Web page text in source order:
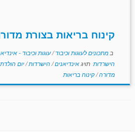
קינוח בריאות בצורת
ב מתכונים לעוגות וכיבוד/עוגות וכיבוד -
הישרדות תויגאינדיאנים/ הישרדות/יום
מדורה/קינוח בריאות